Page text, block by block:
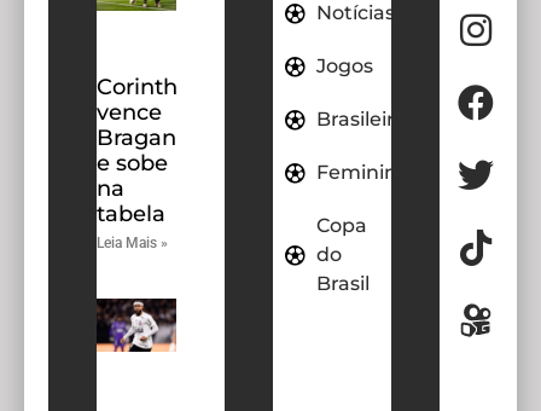
Corinthians
vence
Bragantino
e sobe
na
tabela
Leia Mais »
Notícias
Jogos
Brasileirao
Feminino
Copa
do
Brasil